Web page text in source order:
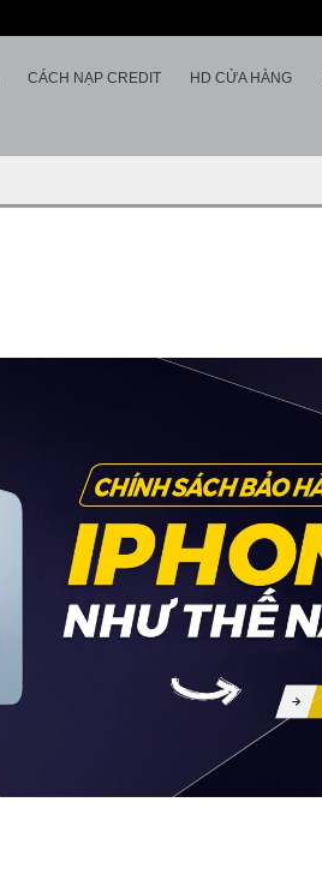
CÁCH NẠP CREDIT HD CỬA HÀNG